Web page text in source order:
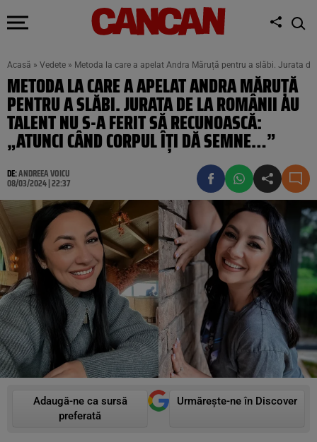
Acasă » Vedete » Metoda la care a apelat Andra Măruță pentru a slăbi. Jurata
METODA LA CARE A APELAT ANDRA MĂRUȚĂ
PENTRU A SLĂBI. JURATA DE LA ROMÂNII AU
TALENT NU S-A FERIT SĂ RECUNOASCĂ:
„ATUNCI CÂND CORPUL ÎȚI DĂ SEMNE…”
DE:ANDREEA VOICU
08/03/2024 | 22:37
Adaugă-ne ca sursă
preferată
Urmărește-ne în Discover